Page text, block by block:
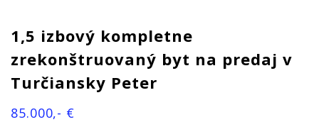
1,5 izbový kompletne
zrekonštruovaný byt na predaj v
Turčiansky Peter
85.000,- €